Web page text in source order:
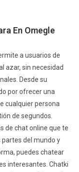
En Omegle
a usuarios de
azar, sin necesidad
Desde su
por ofrecer una
cualquier persona
de segundos.
de chat online que te
del mundo y
puedes chatear
interesantes. Chatki